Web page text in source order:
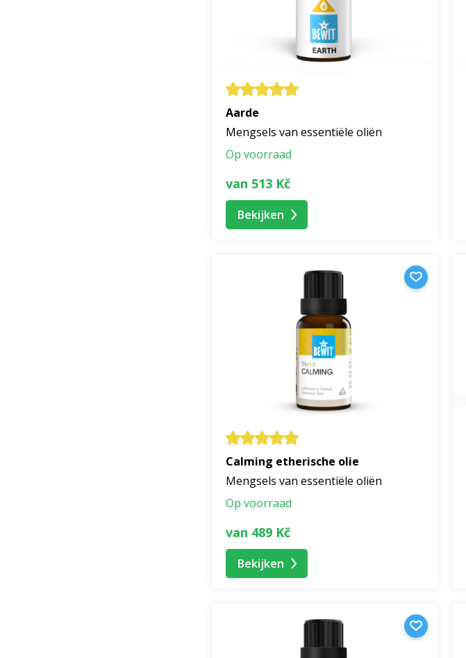
Aarde
Mengsels van essentiële oliën
Op voorraad
van 513 Kč
Bekijken
Calming etherische olie
Mengsels van essentiële oliën
Op voorraad
van 489 Kč
Bekijken